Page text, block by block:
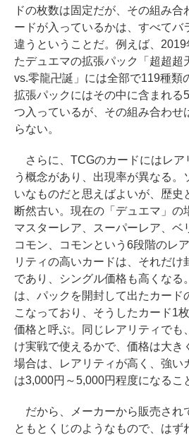
ドの枚数は固定だが、その組み合
ードが入っているかは、すべてバ
違うということだ。例えば、
たデュエマの拡張パック「超超超
vs.零龍卍誕」には全部で119種類
拡張パックにはその中に含まれる
つ入っているが、その組み合わせ
らない。
さらに、TCGのカードにはレア
う概念があり、出現率が異なる。
いなものだと思えばよいが、歴史
断然古い。現在の「デュエマ」の
マスターレア、スーパーレア、ベ
コモン、コモンという6段階のレ
リティの高いカードは、それだけ
であり、シングル価格も高くなる
は、パックを開封して出たカード
こなっており、そうしたカード1
価格と呼ぶ。同じレアリティでも
け実戦で使えるかで、価格は大き
場合は、レアリティが高く、強い
は3,000円～5,000円程度になるこ
だから、メーカーから販売され
ともとくじのようなもので、はず